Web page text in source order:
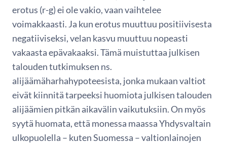
erotus (r-g) ei ole vakio, vaan vaihtelee
voimakkaasti. Ja kun erotus muuttuu positiivisesta
negatiiviseksi, velan kasvu muuttuu nopeasti
vakaasta epävakaaksi. Tämä muistuttaa julkisen
talouden tutkimuksen ns.
alijäämäharhahypoteesista, jonka mukaan valtiot
eivät kiinnitä tarpeeksi huomiota julkisen talouden
alijäämien pitkän aikavälin vaikutuksiin. On myös
syytä huomata, että monessa maassa Yhdysvaltain
ulkopuolella – kuten Suomessa – valtionlainojen